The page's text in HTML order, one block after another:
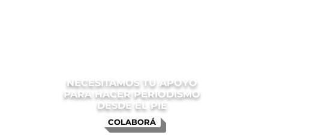
COLABORÁ
NECESITAMOS TU APOYO
PARA HACER PERIODISMO
DESDE EL PIE